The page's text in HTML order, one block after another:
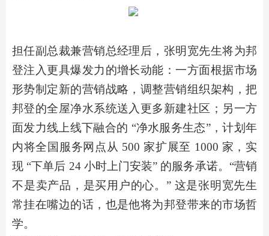
担任副总裁兼营销总经理后，张明宽先生将为邦
登注入更具爆发力的增长动能：一方面根据市场
形势制定新的营销战略，调整营销组织架构，把
邦登的全屋净水系统送入更多新建社区； 另一方
面发力线上线下融合的 “净水服务生态”，计划年
内将全国服务网点从 500 家扩展至 1000 家，实
现 “下单后 24 小时上门安装” 的服务承诺。“营销
不是卖产品， 是买用户的心。 ” 这是张明宽先生
常挂在嘴边的话，也是他将为邦登带来的市场哲
学。